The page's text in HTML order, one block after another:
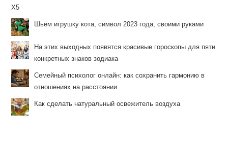
X5
Шьём игрушку кота, символ 2023 года, своими руками
На этих выходных появятся красивые гороскопы для пяти
конкретных знаков зодиака
Семейный психолог онлайн: как сохранить гармонию в
отношениях на расстоянии
Как сделать натуральный освежитель воздуха